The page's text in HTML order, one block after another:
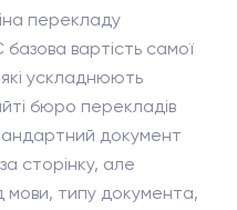
перекладу
базова вартість самої
ускладнюють
бюро перекладів
документ
за сторінку, але
мови, типу документа,